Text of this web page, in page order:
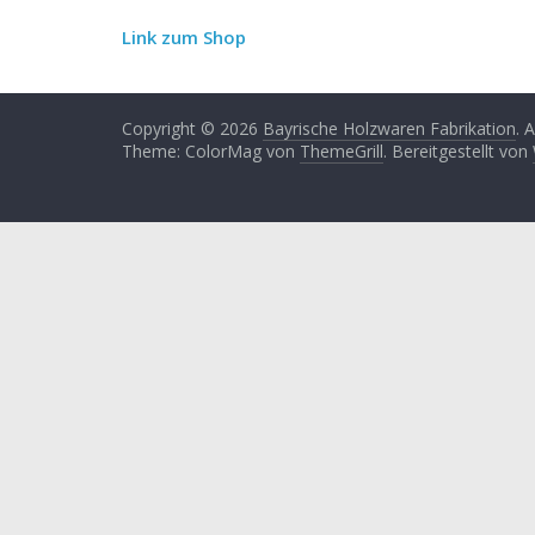
Link zum Shop
Copyright © 2026 Bayrische Holzwaren Fabrikation.
Theme: ColorMag von ThemeGrill. Bereitgestellt von